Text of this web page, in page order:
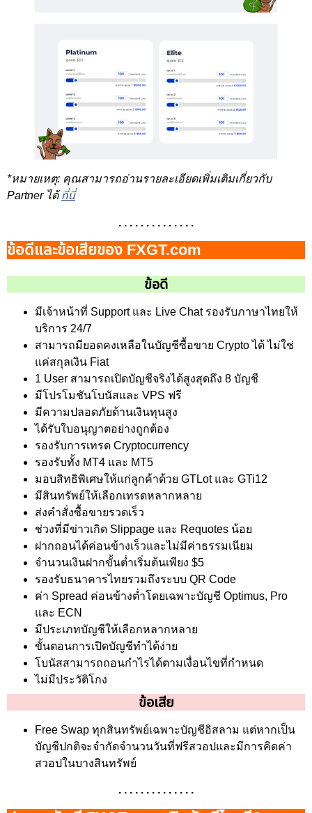
*หมายเหตุ: คุณสามารถอ่านรายละเอียดเพิ่มเติมเกี่ยวกับ
Partner ได้ที่นี่
. . . . . . . . . . . . . .
ข้อดีและข้อเสียของ FXGT.com
ข้อดี
มีเจ้าหน้าที่ Support และ Live Chat รองรับภาษาไทยให้
บริการ 24/7
สามารถมียอดคงเหลือในบัญชีซื้อขาย Crypto ได้ ไม่ใช่
แค่สกุลเงิน Fiat
1 User สามารถเปิดบัญชีจริงได้สูงสุดถึง 8 บัญชี
มีโปรโมชันโบนัสและ VPS ฟรี
มีความปลอดภัยด้านเงินทุนสูง
ได้รับใบอนุญาตอย่างถูกต้อง
รองรับการเทรด Cryptocurrency
รองรับทั้ง MT4 และ MT5
มอบสิทธิพิเศษให้แก่ลูกค้าด้วย GTLot และ GTi12
มีสินทรัพย์ให้เลือกเทรดหลากหลาย
ส่งคำสั่งซื้อขายรวดเร็ว
ช่วงที่มีข่าวเกิด Slippage และ Requotes น้อย
ฝากถอนได้ค่อนข้างเร็วและไม่มีค่าธรรมเนียม
จำนวนเงินฝากขั้นต่ำเริ่มต้นเพียง $5
รองรับธนาคารไทยรวมถึงระบบ QR Code
ค่า Spread ค่อนข้างต่ำโดยเฉพาะบัญชี Optimus, Pro
และ ECN
มีประเภทบัญชีให้เลือกหลากหลาย
ขั้นตอนการเปิดบัญชีทำได้ง่าย
โบนัสสามารถถอนกำไรได้ตามเงื่อนไขที่กำหนด
ไม่มีประวัติโกง
ข้อเสีย
Free Swap ทุกสินทรัพย์เฉพาะบัญชีอิสลาม แต่หากเป็น
บัญชีปกติจะจำกัดจำนวนวันที่ฟรีสวอปและมีการคิดค่า
สวอปในบางสินทรัพย์
. . . . . . . . . . . . . .